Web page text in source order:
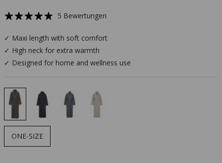
5 Bewertungen
✓ Maxi length with soft comfort
✓ High neck for extra warmth
✓ Designed for home and wellness use
ONE-SIZE